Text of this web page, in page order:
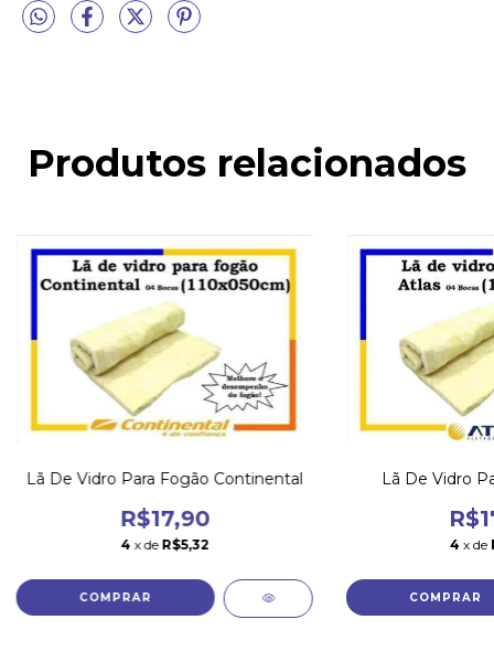
Produtos relacionados
Lã De Vidro Para Fogão Continental
R$17,90
4 x de R$5,32
Lã De Vidro
4 x de